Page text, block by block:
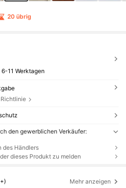
20 übrig
6-11 Werktagen
den gewerblichen Verkäufer:
des Händlers
dieses Produkt zu melden
Mehr anzeigen